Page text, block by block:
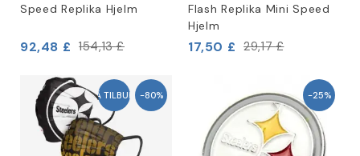
Speed Replika Hjelm
92,48 £ 154,13 £
Flash Replika Mini Speed
Hjelm
17,50 £ 29,17 £
PÅ TILBUD! -80% -25%